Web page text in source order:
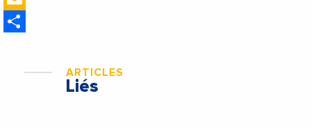
ARTICLES
Liés